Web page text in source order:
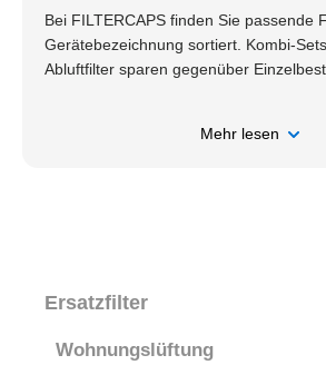
Bei FILTERCAPS finden Sie passende
Gerätebezeichnung sortiert. Kombi-
Abluftfilter sparen gegenüber
Mehr lesen
Ersatzfilter
Wohnungslüftung